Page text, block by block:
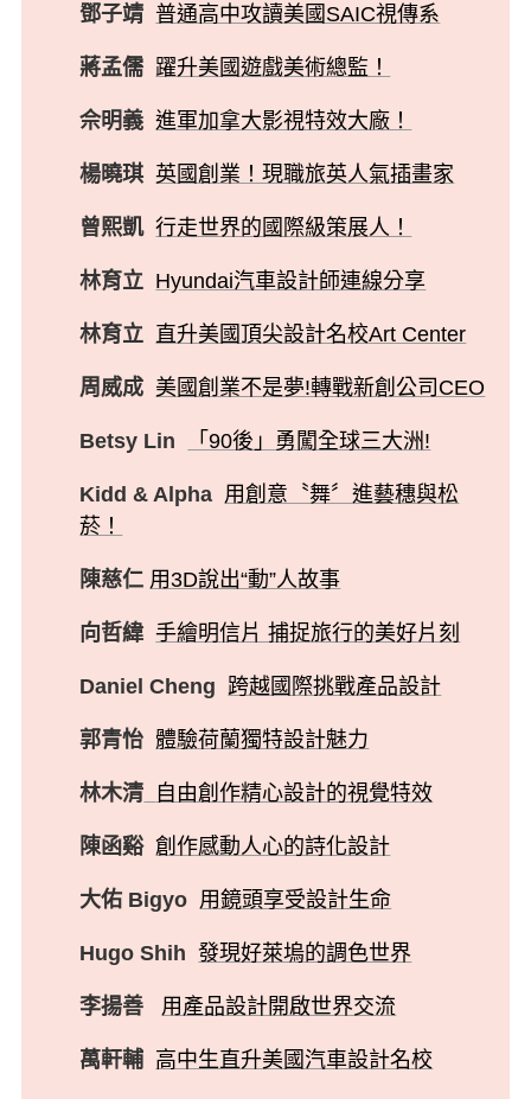
鄧子靖 普通高中攻讀美國SAIC視傳系
蔣孟儒 躍升美國遊戲美術總監！
佘明義 進軍加拿大影視特效大廠！
楊曉琪 英國創業！現職旅英人氣插畫家
曾熙凱 行走世界的國際級策展人！
林育立 Hyundai汽車設計師連線分享
林育立 直升美國頂尖設計名校Art Center
周威成 美國創業不是夢!轉戰新創公司CEO
Betsy Lin 「90後」勇闖全球三大洲!
Kidd & Alpha 用創意〝舞〞進藝穗與松
菸！
陳慈仁 用3D說出“動”人故事
向哲緯 手繪明信片 捕捉旅行的美好片刻
Daniel Cheng 跨越國際挑戰產品設計
郭青怡 體驗荷蘭獨特設計魅力
林木清 自由創作精心設計的視覺特效
陳函谿 創作感動人心的詩化設計
大佑 Bigyo 用鏡頭享受設計生命
Hugo Shih 發現好萊塢的調色世界
李揚善 用產品設計開啟世界交流
萬軒輔 高中生直升美國汽車設計名校